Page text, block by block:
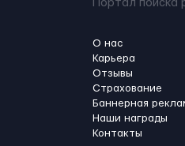
Портал
О нас
Карьера
Отзывы
Страхование
Баннерная
Наши награды
Контакты